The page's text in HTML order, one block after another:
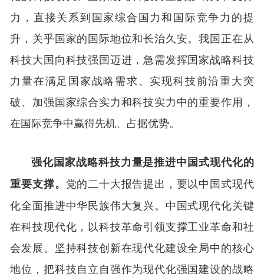
力，直接关系到国家综合国力和国际竞争力的提
升，关乎国家的国际地位和长治久安。我国正在从
科技大国向科技强国迈进，急需发挥国家战略科技
力量在满足国家战略需求、实现科技前沿重大突
破、加强国家综合实力和科技实力中的重要作用，
在国际竞争中赢得先机、占据优势。
强化国家战略科技力量是推进中国式现代化的
重要支撑。 党的二十大报告提出，要以中国式现代
化全面推进中华民族伟大复兴。中国式现代化关键
在科技现代化，以科技革命引领支撑工业革命和社
会发展。坚持科技创新在现代化建设全局中的核心
地位，把科技自立自强作为现代化强国建设的战略